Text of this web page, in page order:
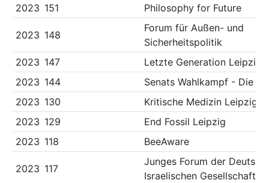
2023 151 Philosophy for Future
2023 148
Forum für Außen- und
Sicherheitspolitik
2023 147
Letzte Generation Leipzig
2023 144
Senats Wahlkampf - Die
2023 130
Kritische Medizin Leipzig
2023 129
End Fossil Leipzig
2023 118 BeeAware
2023 117
Junges Forum der
Israelischen Gesellschaft